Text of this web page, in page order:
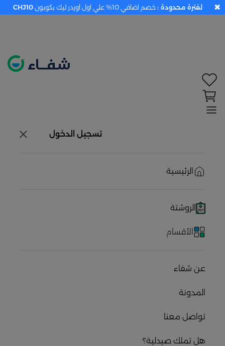
تسجيل الدخول
الرئيسية
الروشتة
الأقسام
عن شفاء
المدونة
تواصل معنا
هل تملك صيدلية؟
لفترة محدودة : خصم اضافي 10% علي اول اوردر ليك بكوبون CHJ10 ✖